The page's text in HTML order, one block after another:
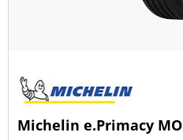
Michelin e.Primacy MO